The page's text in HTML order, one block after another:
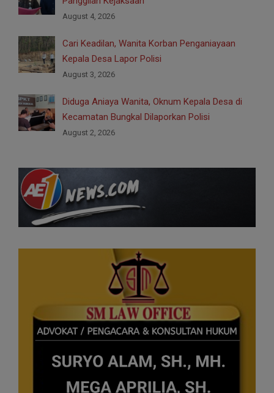
August 4, 2026
Cari Keadilan, Wanita Korban Penganiayaan
Kepala Desa Lapor Polisi
August 3, 2026
Diduga Aniaya Wanita, Oknum Kepala Desa di
Kecamatan Bungkal Dilaporkan Polisi
August 2, 2026